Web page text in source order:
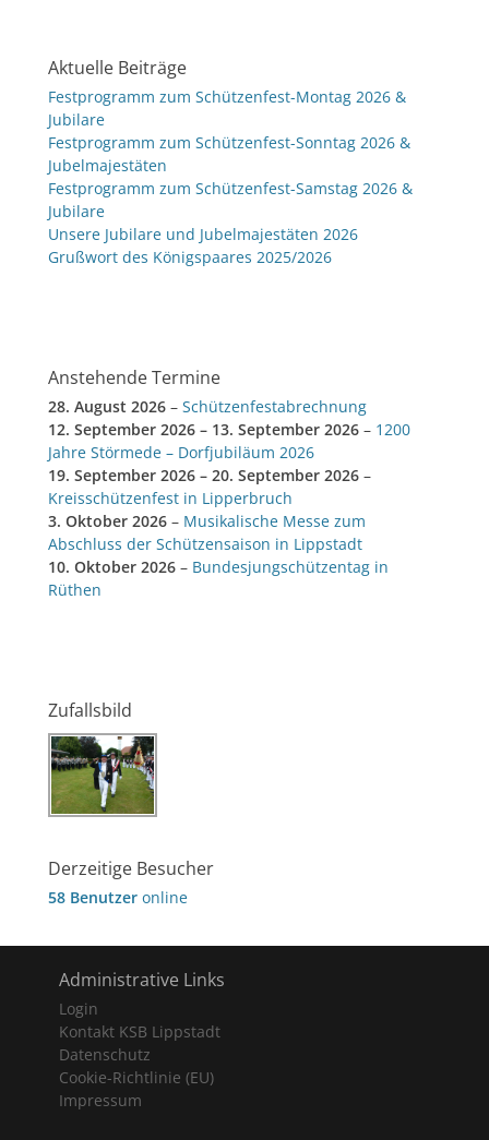
Aktuelle Beiträge
Festprogramm zum Schützenfest-Montag 2026 &
Jubilare
Festprogramm zum Schützenfest-Sonntag 2026 &
Jubelmajestäten
Festprogramm zum Schützenfest-Samstag 2026 &
Jubilare
Unsere Jubilare und Jubelmajestäten 2026
Grußwort des Königspaares 2025/2026
Anstehende Termine
28. August 2026 – Schützenfestabrechnung
12. September 2026 – 13. September 2026 – 1200
Jahre Störmede – Dorfjubiläum 2026
19. September 2026 – 20. September 2026 –
Kreisschützenfest in Lipperbruch
3. Oktober 2026 – Musikalische Messe zum
Abschluss der Schützensaison in Lippstadt
10. Oktober 2026 – Bundesjungschützentag in
Rüthen
Zufallsbild
Derzeitige Besucher
58 Benutzer online
Administrative Links
Login
Kontakt KSB Lippstadt
Datenschutz
Cookie-Richtlinie (EU)
Impressum